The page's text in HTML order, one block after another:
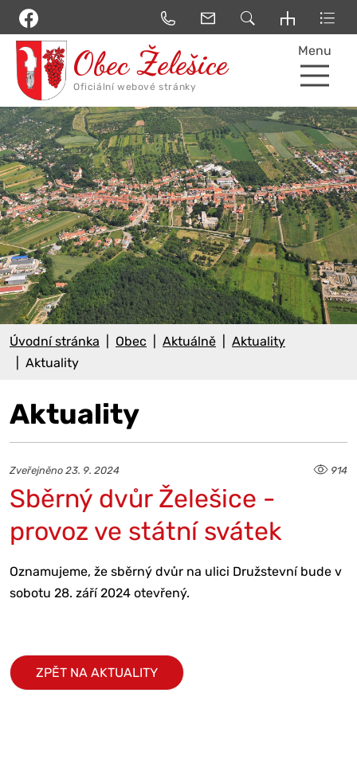
Menu
Úvodní stránka Obec Aktuálně
Aktuality
Aktuality
Aktuality
Zveřejněno 23. 9. 2024 914
Sběrný dvůr Želešice -
provoz ve státní svátek
Oznamujeme, že sběrný dvůr na ulici Družstevní bude v
sobotu 28. září 2024 otevřený.
ZPĚT NA AKTUALITY